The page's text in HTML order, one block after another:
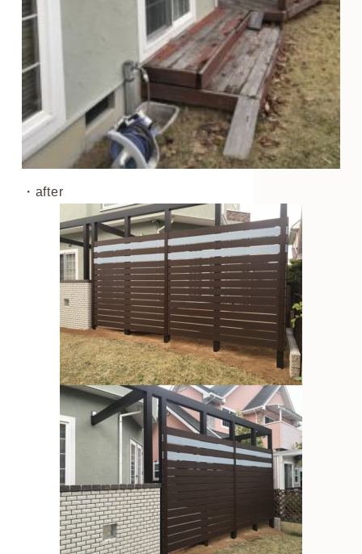
・after